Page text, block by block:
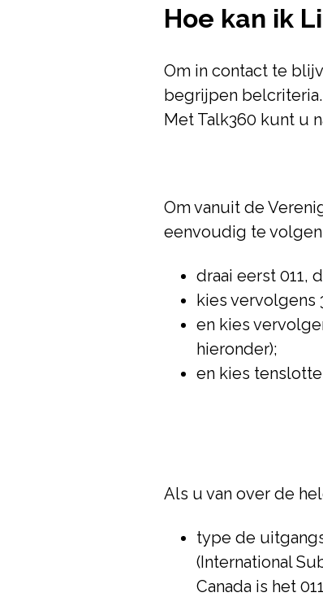
Hoe kan ik
Om in contact te
begrijpen
Met Talk360 kunt u
Om vanuit de
eenvoudig te
draai eerst 011,
kies vervolgens
en kies
hieronder);
en kies
Als u van over de
type de
(International
Canada is het